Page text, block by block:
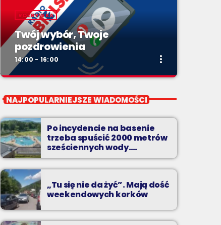
ROZRYWKA
Twój wybór, Twoje
pozdrowienia
14:00 - 16:00 more_vert
Twój wybór, Twoje
Niedziele od 14 do 16
Zadzwoń do nas, wybierz jedną z dwóch
muzycznych propozycji i pozdrów bliskich na
żywo w Radiu BIELSKO.
NAJPOPULARNIEJSZE WIADOMOŚCI
Po incydencie na basenie
trzeba spuścić 2000 metrów
sześciennych wody.
„Ogromne koszty i ogromna
praca”
„Tu się nie da żyć”. Mają dość
weekendowych korków